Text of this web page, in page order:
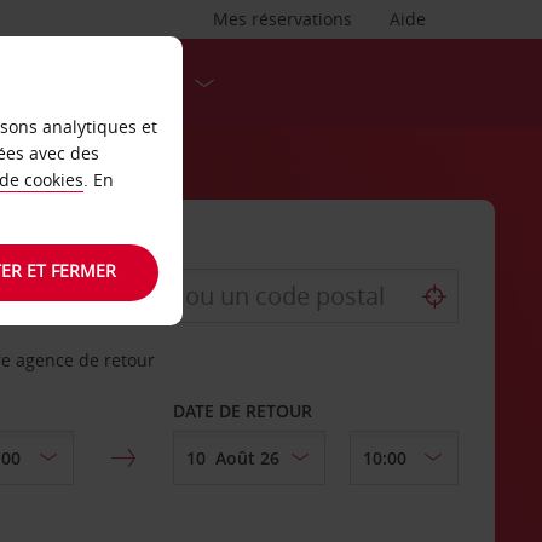
Aide
Mes réservations
agence de retour
DATE DE RETOUR
analytiques et
avec des
cookies. En
ET FERMER